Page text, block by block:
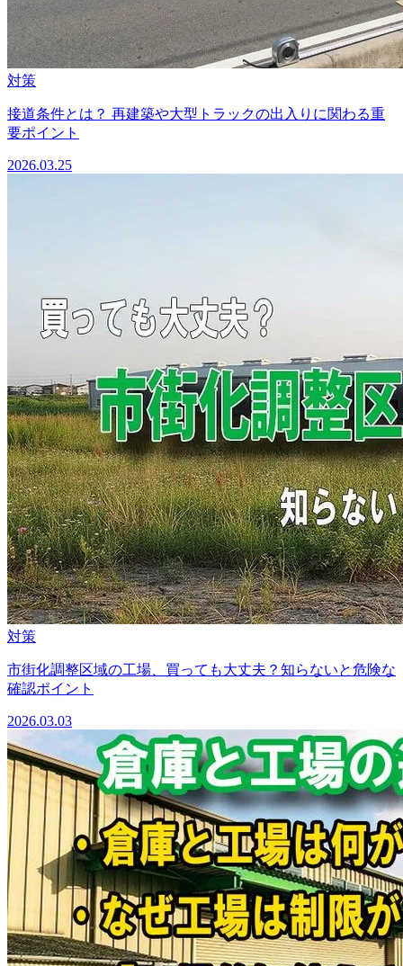
対策
接道条件とは？ 再建築や大型トラックの出入りに関わる重
要ポイント
2026.03.25
対策
市街化調整区域の工場、買っても大丈夫？知らないと危険な
確認ポイント
2026.03.03